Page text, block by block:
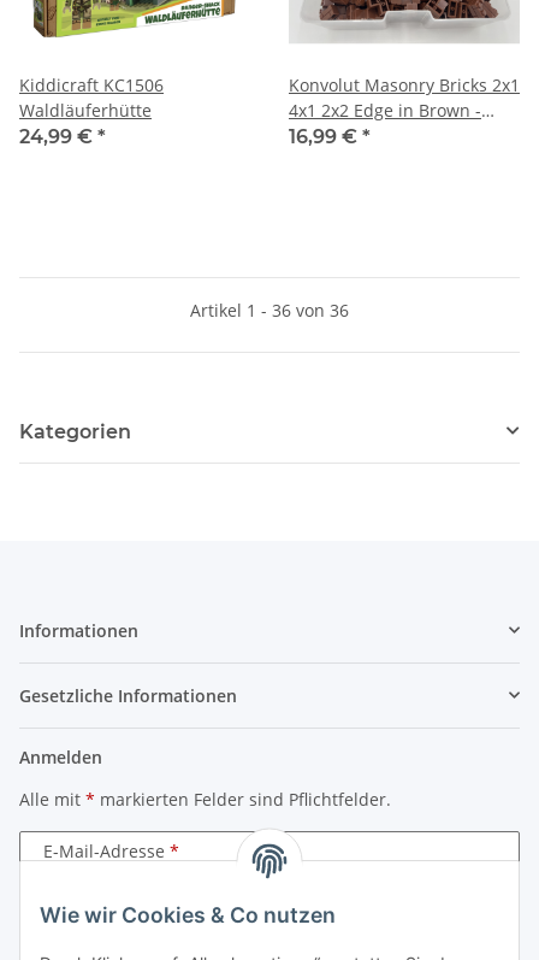
Wie wir Cookies & Co nutzen
Kiddicraft KC1506
Waldläuferhütte
24,99 € *
Konvolut Masonry Bricks 2x1
4x1 2x2 Edge in Brown -
Mauersteine Braun
16,99 € *
Artikel 1 - 36 von 36
Kategorien
Informationen
Gesetzliche Informationen
Anmelden
Alle mit * markierten Felder sind Pflichtfelder.
E-Mail-Adresse
Passwort